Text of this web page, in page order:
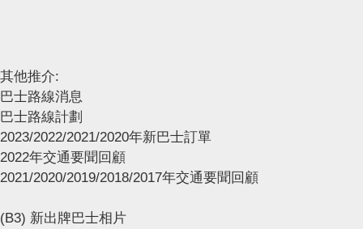
其他推介:
巴士路線消息
巴士路線計劃
2023/2022/2021/2020年新巴士訂單
2022年交通要聞回顧
2021/2020/2019/2018/2017年交通要聞回顧
(B3) 新出牌巴士相片